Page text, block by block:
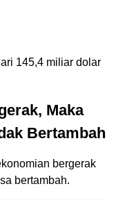
145,4 miliar dolar
Maka
Bertambah
bergerak
bertambah.